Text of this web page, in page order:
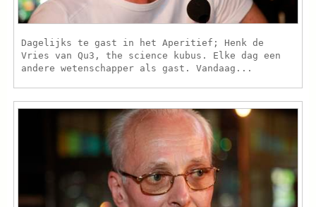
Dagelijks te gast in het Aperitief; Henk de
Vries van Qu3, the science kubus. Elke dag een
andere wetenschapper als gast. Vandaag...